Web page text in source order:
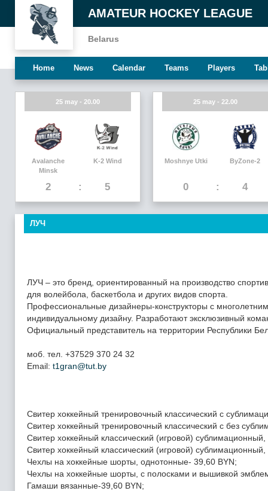
AMATEUR HOCKEY LEAGUE
Belarus
Home News Calendar Teams Players
25 may - 20.00
Avalanche
Minsk
2
K-2 Wind
5
25 may - 22.00
Moshnye Utki
0
ByZone-2
4
ЛУЧ
ЛУЧ – это бренд, ориентированный на производство
для волейбола, баскетбола и других видов спорта.
Профессиональные дизайнеры-конструкторы с
индивидуальному дизайну. Разработают эксклюзивный
Официальный представитель на территории Республики
моб. тел. +37529 370 24 32
Email: t1gran@tut.by
Свитер хоккейный тренировочный классический с
Свитер хоккейный тренировочный классический с без
Свитер хоккейный классический (игровой) сублимационный,
Свитер хоккейный классический (игровой)
Чехлы на хоккейные шорты, однотонные- 39,60 BYN;
Чехлы на хоккейные шорты, с полосками и вышивкой
Гамаши вязанные-39,60 BYN;